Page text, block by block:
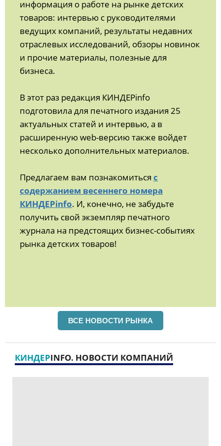
информация о работе на рынке детских
товаров: интервью с руководителями
ведущих компаний, результаты недавних
отраслевых исследований, обзоры новинок
и прочие материалы, полезные для
бизнеса.
В этот раз редакция КИНДЕРinfo
подготовила для печатного издания 25
актуальных статей и интервью, а в
расширенную web-версию также войдет
несколько дополнительных материалов.
Предлагаем вам познакомиться с
содержанием весеннего номера
КИНДЕРinfo. И, конечно, не забудьте
получить свой экземпляр печатного
журнала на предстоящих бизнес-событиях
рынка детских товаров!
ВСЕ НОВОСТИ РЫНКА
КИНДЕРINFO. НОВОСТИ КОМПАНИЙ